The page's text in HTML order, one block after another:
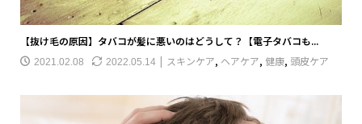
【抜け毛の原因】タバコが髪に悪いのはどうして？【電子タバコも...
2021.02.08 2022.05.14 スキンケア, ヘアケア, 健康, 頭皮ケア